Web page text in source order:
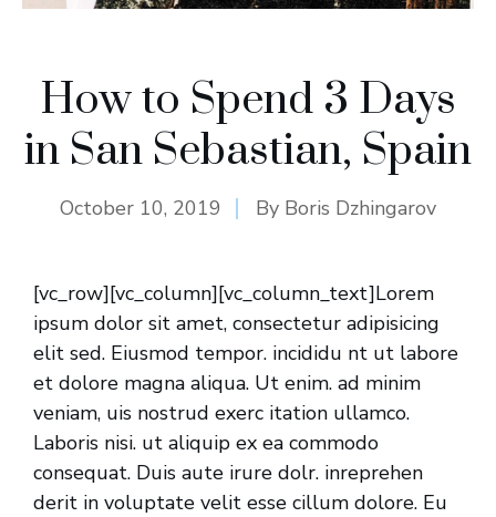
How to Spend 3 Days
in San Sebastian, Spain
October 10, 2019 By Boris Dzhingarov
[vc_row][vc_column][vc_column_text]Lorem
ipsum dolor sit amet, consectetur adipisicing
elit sed. Eiusmod tempor. incididu nt ut labore
et dolore magna aliqua. Ut enim. ad minim
veniam, uis nostrud exerc itation ullamco.
Laboris nisi. ut aliquip ex ea commodo
consequat. Duis aute irure dolr. inreprehen
derit in voluptate velit esse cillum dolore. Eu